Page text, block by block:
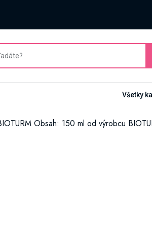
Všetky
Obsah: 150 ml od výrobcu